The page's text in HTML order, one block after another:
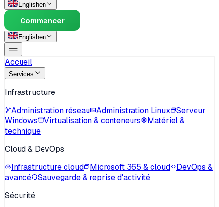
Englishen
Commencer
Englishen
Accueil
Services
Infrastructure
Administration réseau
Administration Linux
Serveur
Windows
Virtualisation & conteneurs
Matériel &
technique
Cloud & DevOps
Infrastructure cloud
Microsoft 365 & cloud
DevOps &
avancé
Sauvegarde & reprise d'activité
Sécurité